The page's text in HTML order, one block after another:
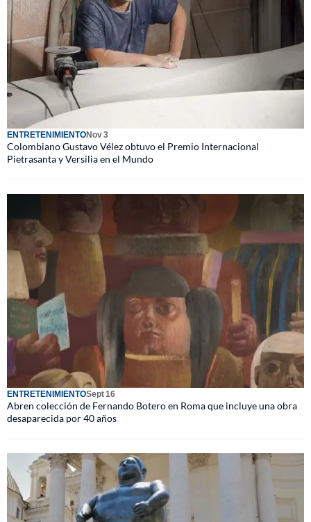
ENTRETENIMIENTONov 3
Colombiano Gustavo Vélez obtuvo el Premio Internacional
Pietrasanta y Versilia en el Mundo
ENTRETENIMIENTOSept 16
Abren colección de Fernando Botero en Roma que incluye una obra
desaparecida por 40 años